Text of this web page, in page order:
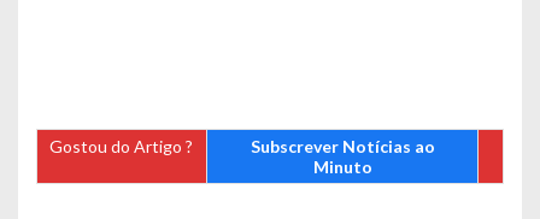
Gostou do Artigo ?
Subscrever Notícias ao
Minuto